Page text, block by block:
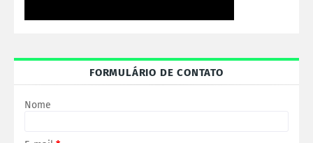
FORMULÁRIO DE CONTATO
Nome